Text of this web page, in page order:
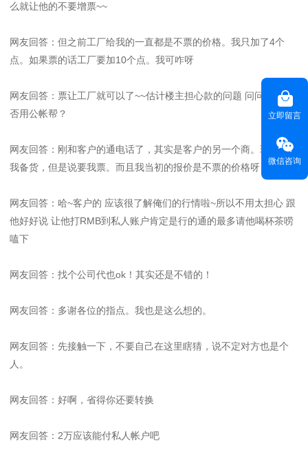
么就让他的不要增票~~
网友回答：但之前工厂给我的一直都是不票的价格。我只加了4个
点。如果票的话工厂要加10个点。我可咋呀
网友回答：票让工厂就可以了~~估计楼主担心款的问题 问问你的能
否用公帐帮？
网友回答：刚和客户的通电话了，其实是客户的另一个商。现在同意
我备货，但是说要我票。而且我当初的报价是不票的价格呀
网友回答：哈~客户的 应该很了解俺们的行情啦~所以不用太担心 跟
他好好说 让他打RMB到私人账户肯定是行的通的最多请他喝杯茶唠
嗑下
网友回答：找个公司代也ok！其实还是不错的！
网友回答：多谢各位的指点。我也是这么想的。
网友回答：先接触一下，不要自己在这里瞎猜，说不定对方也是个
人。
网友回答：好啊，省得你还要转换
网友回答：2万应该能付私人帐户吧
立即留言
微信咨询